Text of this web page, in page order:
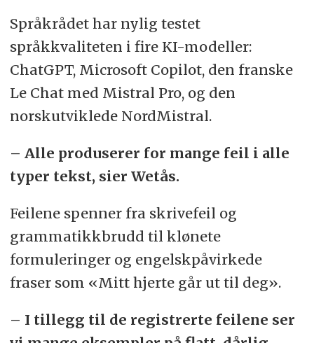
Språkrådet har nylig testet
språkkvaliteten i fire KI-modeller:
ChatGPT, Microsoft Copilot, den franske
Le Chat med Mistral Pro, og den
norskutviklede NordMistral.
– Alle produserer for mange feil i alle
typer tekst, sier Wetås.
Feilene spenner fra skrivefeil og
grammatikkbrudd til klønete
formuleringer og engelskpåvirkede
fraser som «Mitt hjerte går ut til deg».
– I tillegg til de registrerte feilene ser